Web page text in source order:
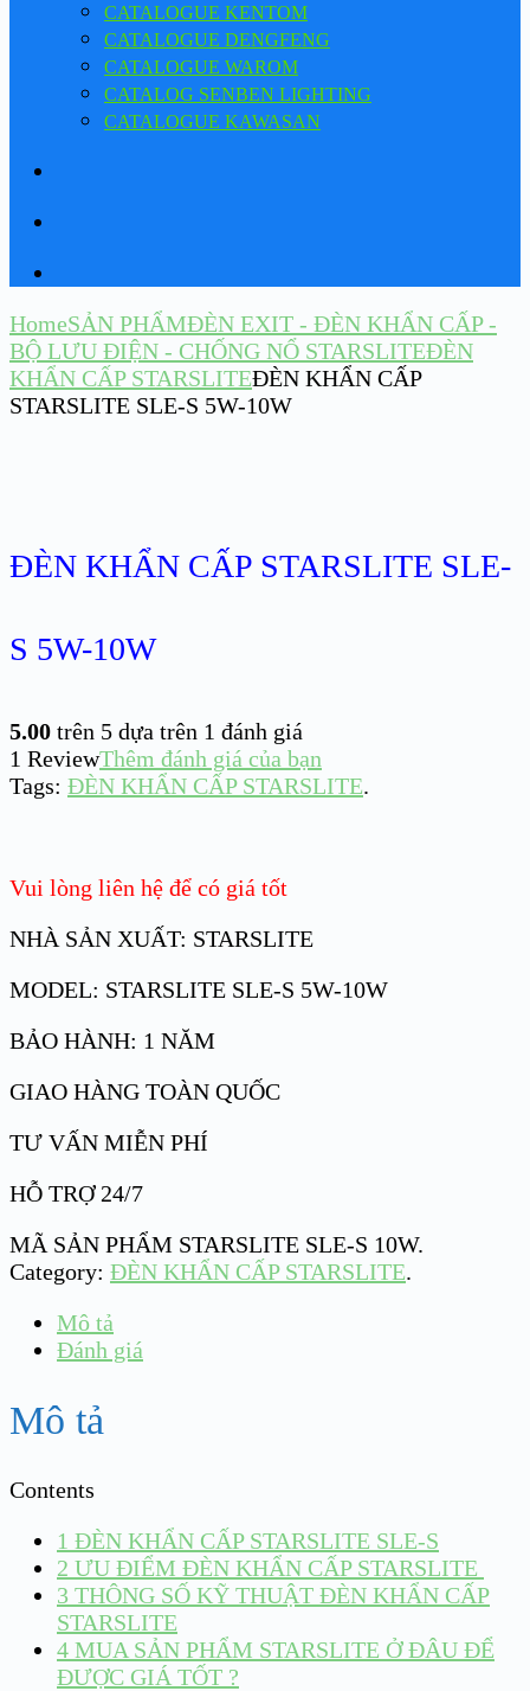
CATALOGUE KENTOM
CATALOGUE DENGFENG
CATALOGUE WAROM
CATALOG SENBEN LIGHTING
CATALOGUE KAWASAN
HomeSẢN PHẨMĐÈN EXIT - ĐÈN KHẨN CẤP -
BỘ LƯU ĐIỆN - CHỐNG NỔ STARSLITEĐÈN
KHẨN CẤP STARSLITEĐÈN KHẨN CẤP
STARSLITE SLE-S 5W-10W
ĐÈN KHẨN CẤP STARSLITE SLE-
S 5W-10W
5.00 trên 5 dựa trên 1 đánh giá
1 ReviewThêm đánh giá của bạn
Tags: ĐÈN KHẨN CẤP STARSLITE.
Vui lòng liên hệ để có giá tốt
NHÀ SẢN XUẤT: STARSLITE
MODEL: STARSLITE SLE-S 5W-10W
BẢO HÀNH: 1 NĂM
GIAO HÀNG TOÀN QUỐC
TƯ VẤN MIỄN PHÍ
HỖ TRỢ 24/7
MÃ SẢN PHẨM STARSLITE SLE-S 10W.
Category: ĐÈN KHẨN CẤP STARSLITE.
Mô tả
Đánh giá
Mô tả
Contents
1 ĐÈN KHẨN CẤP STARSLITE SLE-S
2 ƯU ĐIỂM ĐÈN KHẨN CẤP STARSLITE
3 THÔNG SỐ KỸ THUẬT ĐÈN KHẨN CẤP
STARSLITE
4 MUA SẢN PHẨM STARSLITE Ở ĐÂU ĐỂ
ĐƯỢC GIÁ TỐT ?